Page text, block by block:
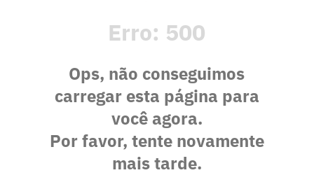
Erro: 500
Ops, não conseguimos
carregar esta página para
você agora.
Por favor, tente novamente
mais tarde.